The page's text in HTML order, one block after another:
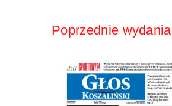
Poprzednie wydania